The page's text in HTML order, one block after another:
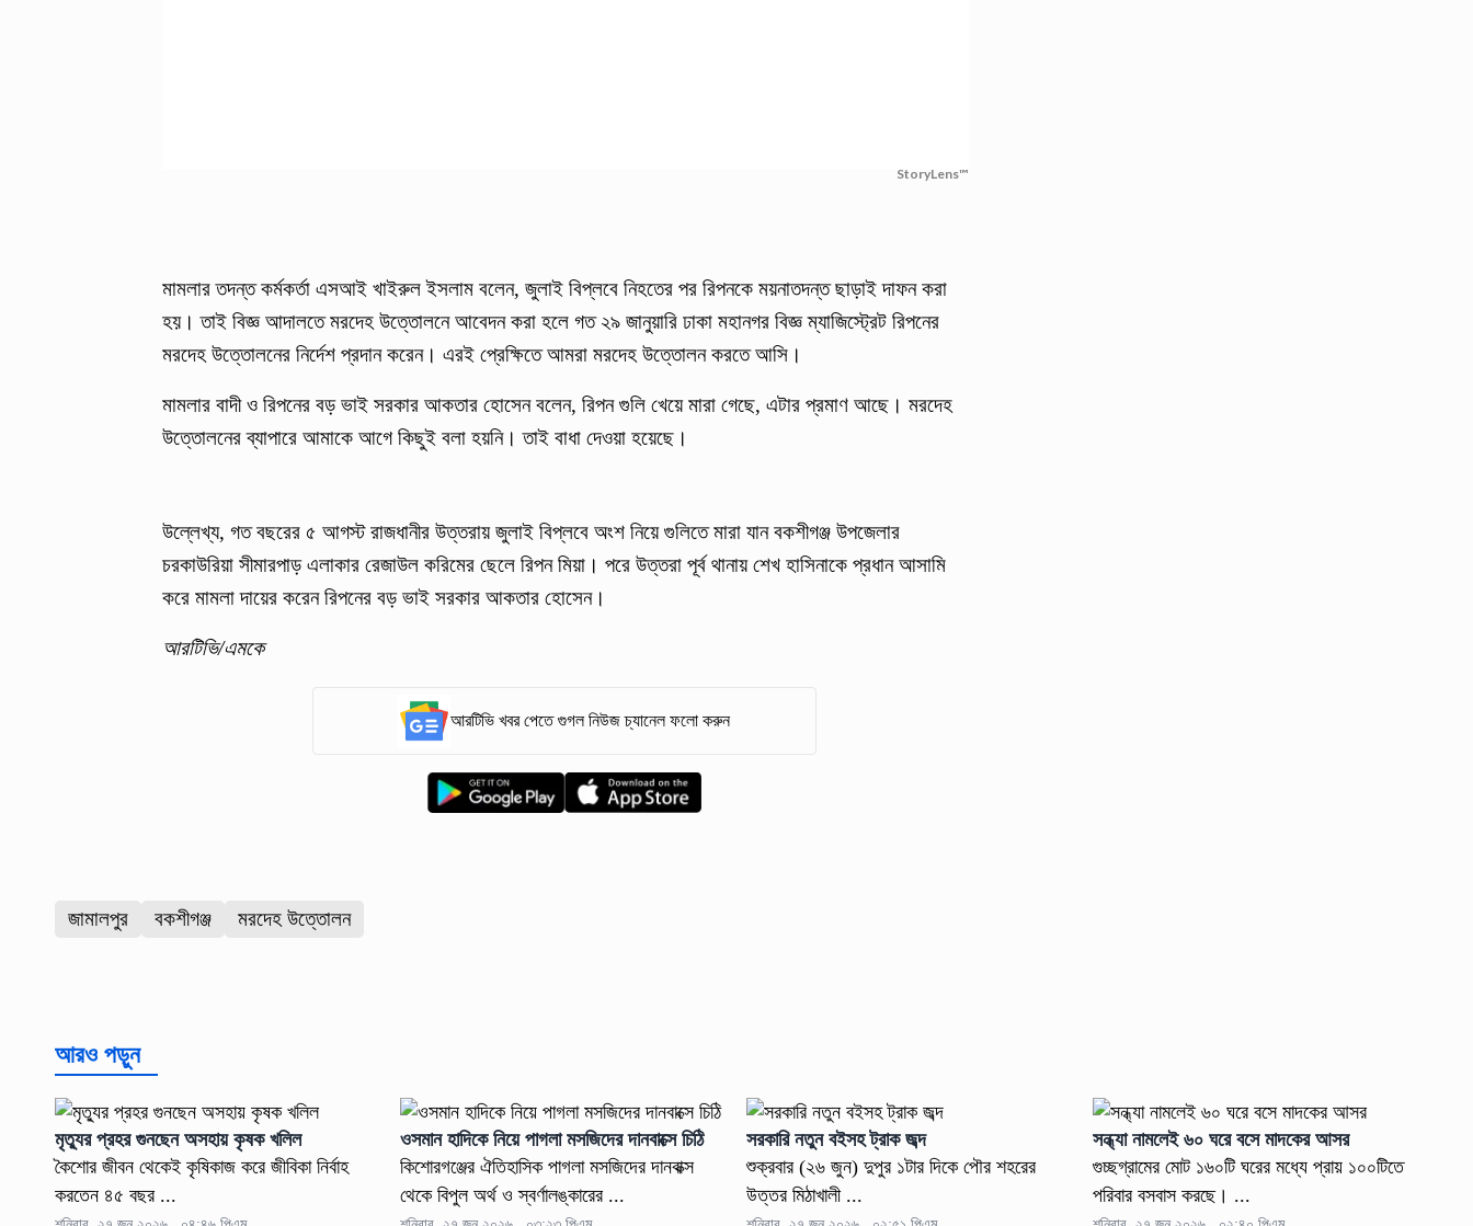
StoryLens™
মামলার তদন্ত কর্মকর্তা এসআই খাইরুল ইসলাম বলেন, জুলাই বিপ্লবে নিহতের পর রিপনকে ময়নাতদন্ত ছাড়াই দাফন করা
হয়। তাই বিজ্ঞ আদালতে মরদেহ উত্তোলনে আবেদন করা হলে গত ২৯ জানুয়ারি ঢাকা মহানগর বিজ্ঞ ম্যাজিস্ট্রেট রিপনের
মরদেহ উত্তোলনের নির্দেশ প্রদান করেন। এরই প্রেক্ষিতে আমরা মরদেহ উত্তোলন করতে আসি।
মামলার বাদী ও রিপনের বড় ভাই সরকার আকতার হোসেন বলেন, রিপন গুলি খেয়ে মারা গেছে, এটার প্রমাণ আছে। মরদেহ
উত্তোলনের ব্যাপারে আমাকে আগে কিছুই বলা হয়নি। তাই বাধা দেওয়া হয়েছে।
উল্লেখ্য, গত বছরের ৫ আগস্ট রাজধানীর উত্তরায় জুলাই বিপ্লবে অংশ নিয়ে গুলিতে মারা যান বকশীগঞ্জ উপজেলার
চরকাউরিয়া সীমারপাড় এলাকার রেজাউল করিমের ছেলে রিপন মিয়া। পরে উত্তরা পূর্ব থানায় শেখ হাসিনাকে প্রধান আসামি
করে মামলা দায়ের করেন রিপনের বড় ভাই সরকার আকতার হোসেন।
আরটিভি/এমকে
আরটিভি খবর পেতে গুগল নিউজ চ্যানেল ফলো করুন
জামালপুর বকশীগঞ্জ মরদেহ উত্তোলন
আরও পড়ুন
মৃত্যুর প্রহর গুনছেন অসহায় কৃষক খলিল
কৈশোর জীবন থেকেই কৃষিকাজ করে জীবিকা নির্বাহ
করতেন ৪৫ বছর ...
ওসমান হাদিকে নিয়ে পাগলা মসজিদের দানবাক্সে চিঠি
কিশোরগঞ্জের ঐতিহাসিক পাগলা মসজিদের দানবাক্স
থেকে বিপুল অর্থ ও স্বর্ণালঙ্কারের ...
সরকারি নতুন বইসহ ট্রাক জব্দ
শুক্রবার (২৬ জুন) দুপুর ১টার দিকে পৌর শহরের
উত্তর মিঠাখালী ...
সন্ধ্যা নামলেই ৬০ ঘরে বসে মাদকের আসর
গুচ্ছগ্রামের মোট ১৬০টি ঘরের মধ্যে প্রায় ১০০টিতে
পরিবার বসবাস করছে। ...